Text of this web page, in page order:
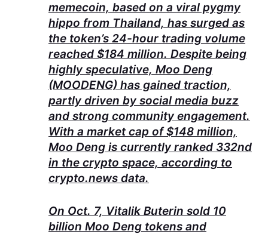
memecoin, based on a viral pygmy
hippo from Thailand, has surged as
the token’s 24-hour trading volume
reached $184 million. Despite being
highly speculative, Moo Deng
(MOODENG) has gained traction,
partly driven by social media buzz
and strong community engagement.
With a market cap of $148 million,
Moo Deng is currently ranked 332nd
in the crypto space, according to
crypto.news data.
On Oct. 7, Vitalik Buterin sold 10
billion Moo Deng tokens and